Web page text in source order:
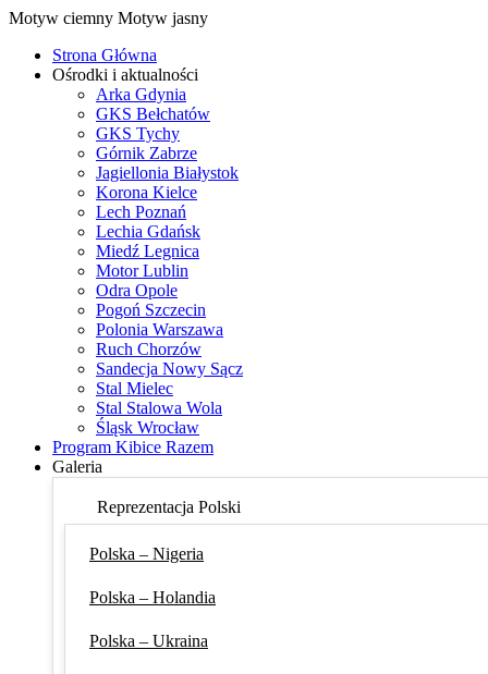
Motyw ciemny Motyw jasny
Strona Główna
Ośrodki i aktualności
Arka Gdynia
GKS Bełchatów
GKS Tychy
Górnik Zabrze
Jagiellonia Białystok
Korona Kielce
Lech Poznań
Lechia Gdańsk
Miedź Legnica
Motor Lublin
Odra Opole
Pogoń Szczecin
Polonia Warszawa
Ruch Chorzów
Sandecja Nowy Sącz
Stal Mielec
Stal Stalowa Wola
Śląsk Wrocław
Program Kibice Razem
Galeria
Reprezentacja Polski
Polska – Nigeria
Polska – Holandia
Polska – Ukraina